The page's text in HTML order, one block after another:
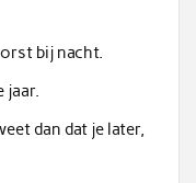
bij nacht.
jaar.
dan dat je later,